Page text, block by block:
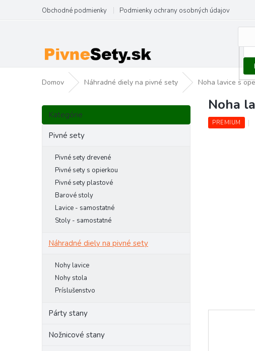
obsah
Obchodné podmienky Podmienky ochrany osobných údajov
Domov Náhradné diely na pivné sety Noha lavice s
B
č
Preskočiť
kategórie
Kategórie
Pivné sety
Pivné sety drevené
Pivné sety s opierkou
Pivné sety plastové
Barové stoly
Lavice - samostatné
Stoly - samostatné
Náhradné diely na pivné sety
Nohy lavice
Nohy stola
Príslušenstvo
Párty stany
Nožnicové stany
Noha
PREMIUM